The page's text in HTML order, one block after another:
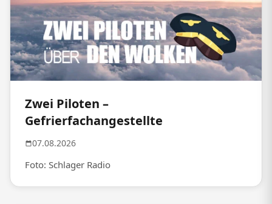
Zwei Piloten –
Gefrierfachangestellte
07.08.2026
Foto: Schlager Radio